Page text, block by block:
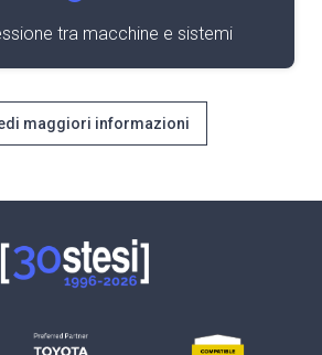
tra macchine e sistemi
maggiori informazioni